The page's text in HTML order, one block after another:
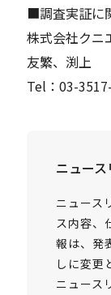
■調査実証に
株式会社ク
友繁、渕上
Tel：03-
ニュー
ニュース
ス内容、
報は、発
しに変更
ニュース